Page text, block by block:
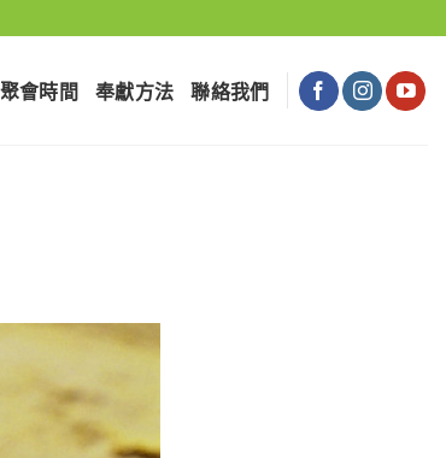
聚會時間 奉獻⽅法 聯絡我們